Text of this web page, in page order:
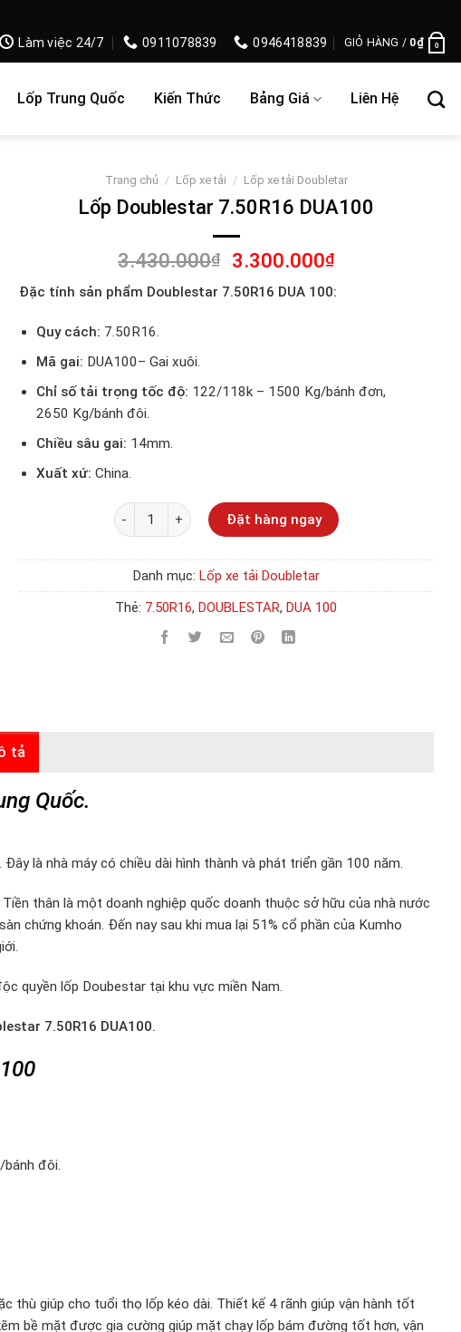
Làm việc 24/7 0911078839 0946418839 GIỎ HÀNG / 0₫ 0
Lốp Trung Quốc Kiến Thức Bảng Giá Liên Hệ
Trang chủ / Lốp xe tải / Lốp xe tải Doubletar
Lốp Doublestar 7.50R16 DUA100
3.430.000₫
Giá
là:
3.300.000₫Giá
tại
Đặc tính sản phẩm Doublestar 7.50R16 DUA 100:
Quy cách: 7.50R16.
Mã gai: DUA100– Gai xuôi.
Chỉ số tải trọng tốc độ: 122/118k – 1500 Kg/bánh đơn,
2650 Kg/bánh đôi.
Chiều sâu gai: 14mm.
Xuất xứ: China.
Số lượng
Đặt hàng ngay
Danh mục: Lốp xe tải Doubletar
Thẻ: 7.50R16, DOUBLESTAR, DUA 100
tả
Quốc.
là nhà máy có chiều dài hình thành và phát triển gần 100 năm.
thân là một doanh nghiệp quốc doanh thuộc sở hữu của nhà nước
chứng khoán. Đến nay sau khi mua lại 51% cổ phần của Kumho
quyền lốp Doubestar tại khu vực miền Nam.
7.50R16 DUA100.
đôi.
thù giúp cho tuổi thọ lốp kéo dài. Thiết kế 4 rãnh giúp vận hành tốt
bề mặt được gia cường giúp mặt chạy lốp bám đường tốt hơn, vận